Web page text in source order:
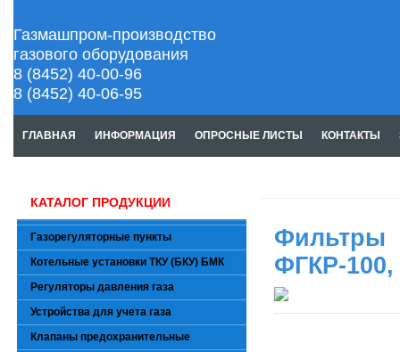
Газмашпром-производство
газового оборудования
8 (8452) 40-00-96
8 (8452) 40-06-95
ГЛАВНАЯ ИНФОРМАЦИЯ ОПРОСНЫЕ ЛИСТЫ КОНТАКТЫ
ФГКР-
КАТАЛОГ ПРОДУКЦИИ
Газорегуляторные пункты
Котельные установки ТКУ (БКУ) БМК
Регуляторы давления газа
Устройства для учета газа
Клапаны предохранительные